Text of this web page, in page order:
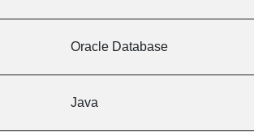
Oracle Database
Java